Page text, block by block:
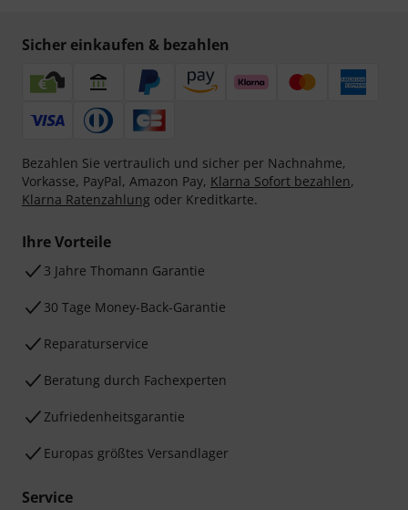
Sicher einkaufen & bezahlen
Bezahlen Sie vertraulich und sicher per Nachnahme,
Vorkasse, PayPal, Amazon Pay, Klarna Sofort bezahlen,
Klarna Ratenzahlung oder Kreditkarte.
Ihre Vorteile
3 Jahre Thomann Garantie
30 Tage Money-Back-Garantie
Reparaturservice
Beratung durch Fachexperten
Zufriedenheitsgarantie
Europas größtes Versandlager
Service